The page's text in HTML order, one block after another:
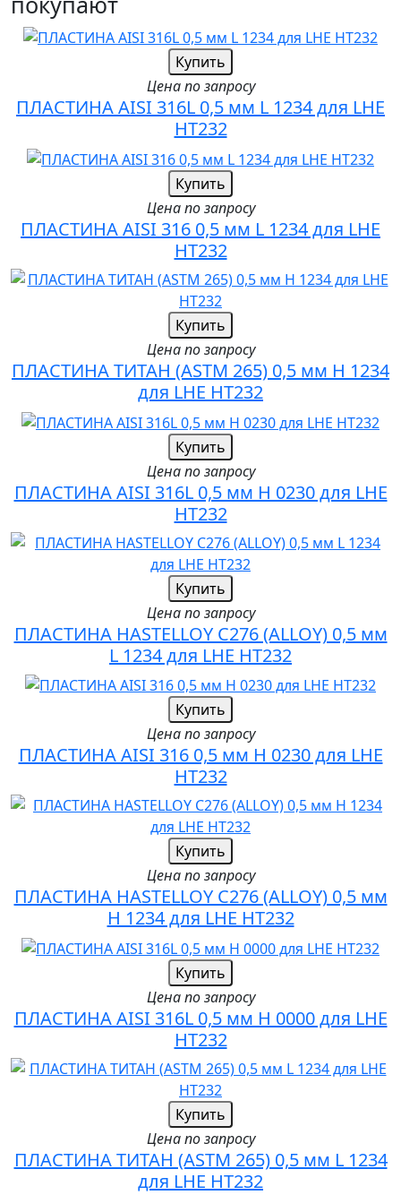
Купить
Цена по запросу
ПЛАСТИНА AISI 316L 0,5 мм L 1234 для LHE
HT232
Купить
Цена по запросу
ПЛАСТИНА AISI 316 0,5 мм L 1234 для LHE
HT232
Купить
Цена по запросу
ПЛАСТИНА ТИТАН (ASTM 265) 0,5 мм H 1234
для LHE HT232
Купить
Цена по запросу
ПЛАСТИНА AISI 316L 0,5 мм H 0230 для LHE
HT232
Купить
Цена по запросу
ПЛАСТИНА HASTELLOY C276 (ALLOY) 0,5 мм
L 1234 для LHE HT232
Купить
Цена по запросу
ПЛАСТИНА AISI 316 0,5 мм H 0230 для LHE
HT232
Купить
Цена по запросу
ПЛАСТИНА HASTELLOY C276 (ALLOY) 0,5 мм
H 1234 для LHE HT232
Купить
Цена по запросу
ПЛАСТИНА AISI 316L 0,5 мм H 0000 для LHE
HT232
Купить
Цена по запросу
ПЛАСТИНА ТИТАН (ASTM 265) 0,5 мм L 1234
для LHE HT232